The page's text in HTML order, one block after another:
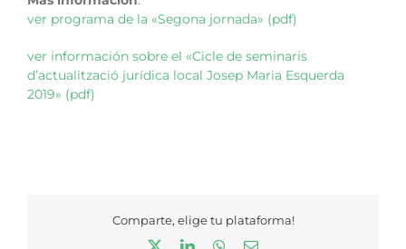
ver programa de la «Segona jornada» (pdf)
ver información sobre el «Cicle de seminaris
d’actualització jurídica local Josep Maria Esquerda
2019» (pdf)
Comparte, elige tu plataforma!
LinkedInWhatsApp
Correo